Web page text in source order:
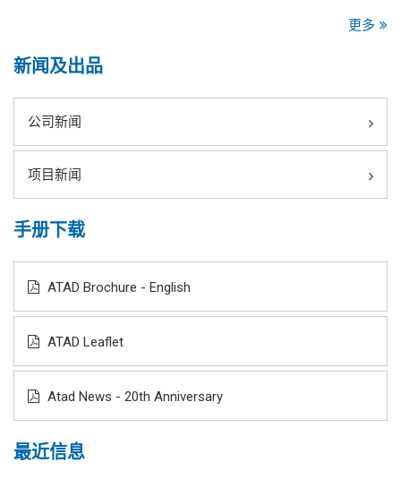
更多
新闻及出品
公司新闻
项目新闻
手册下载
ATAD Brochure - English
ATAD Leaflet
Atad News - 20th Anniversary
最近信息